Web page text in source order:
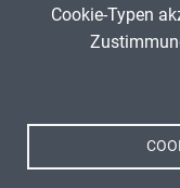
Cookie-Typen